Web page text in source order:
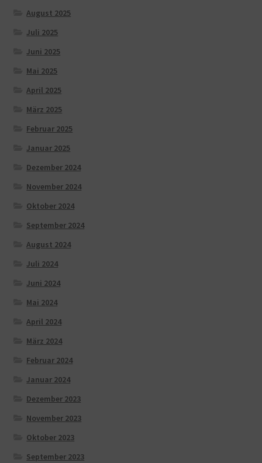
August 2025
Juli 2025
Juni 2025
Mai 2025
April 2025
März 2025
Februar 2025
Januar 2025
Dezember 2024
November 2024
Oktober 2024
September 2024
August 2024
Juli 2024
Juni 2024
Mai 2024
April 2024
März 2024
Februar 2024
Januar 2024
Dezember 2023
November 2023
Oktober 2023
September 2023